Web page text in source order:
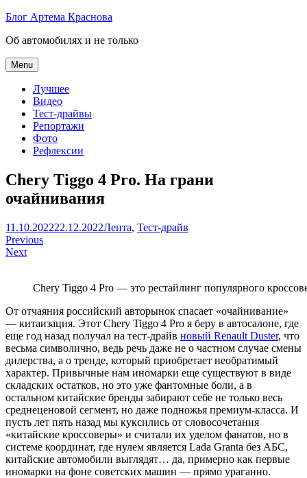
Skip
content
Блог Артема Краснова
Об автомобилях и не только
Menu
Лучшее
Видео
Тест-драйвы
Репортажи
Фото
Рефлексии
Cherу Tiggo 4 Pro. На грани
очайнивания
Артем
Краснов
11.10.202222.12.2022Лента, Тест-драйв
Навигация
по
Previous
Next
Chery Tiggo 4 Pro — это рестайлинг популярного
От отчаяния российский авторынок спасает «очайнивание»
— китаизация. Этот Chery Tiggo 4 Pro я беру в автосалоне, где
еще год назад получал на тест-драйв новый Renault Duster, что
весьма символично, ведь речь даже не о частном случае смены
дилерства, а о тренде, который приобретает необратимый
характер. Привычные нам иномарки еще существуют в виде
складских остатков, но это уже фантомные боли, а в
остальном китайские бренды забирают себе не только весь
среднеценовой сегмент, но даже подножья премиум-класса. И
пусть лет пять назад мы куксились от словосочетания
«китайские кроссоверы» и считали их уделом фанатов, но в
системе координат, где нулем является Lada Granta без АБС,
китайские автомобили выглядят… да, примерно как первые
иномарки на фоне советских машин — прямо ураганно.